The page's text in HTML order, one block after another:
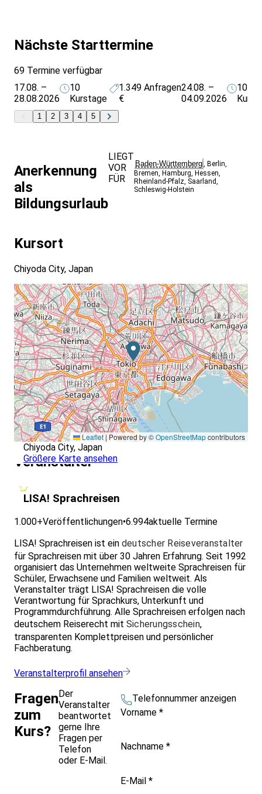
Nächste Starttermine
69 Termine verfügbar
17.08. –
28.08.2026
10
Kurstage
1.349
€
Anfragen24.08. –
04.09.2026
10
1 2 3 4 5
Anerkennung
als
Bildungsurlaub
LIEGT
VOR
FÜR
Baden-Württemberg, Berlin,
Bremen, Hamburg, Hessen,
Rheinland-Pfalz, Saarland,
Schleswig-Holstein
Kursort
Chiyoda City, Japan
Leaflet|Powered by ©OpenStreetMapcontributors
Chiyoda City, Japan
Größere Karte ansehen
Veranstalter
LISA! Sprachreisen
1.000+Veröffentlichungen•6.994aktuelle Termine
LISA! Sprachreisen ist ein deutscher Reiseveranstalter
für Sprachreisen mit über 30 Jahren Erfahrung. Seit 1992
organisiert das Unternehmen weltweite Sprachreisen für
Schüler, Erwachsene und Familien weltweit. Als
Veranstalter trägt LISA! Sprachreisen die volle
Verantwortung für Sprachkurs, Unterkunft und
Programmdurchführung. Alle Sprachreisen erfolgen nach
deutschem Reiserecht mit Sicherungsschein,
transparenten Komplettpreisen und persönlicher
Fachberatung.
Veranstalterprofil ansehen
Fragen
zum
Kurs?
Der
Veranstalter
beantwortet
gerne Ihre
Fragen per
Telefon
oder E-Mail.
Telefonnummer anzeigen
Vorname *
Nachname *
E-Mail *